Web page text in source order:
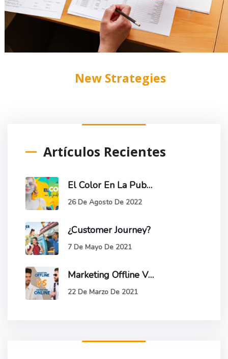
New Strategies
Artículos Recientes
El Color En La Publicidad
26 De Agosto De 2022
¿Customer Journey?
7 De Mayo De 2021
Marketing Offline VS Online
22 De Marzo De 2021